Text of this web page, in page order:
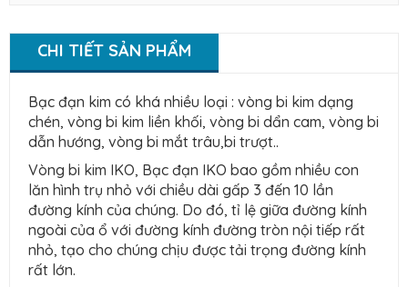
CHI TIẾT SẢN PHẨM
Bạc đạn kim có khá nhiều loại : vòng bi kim dạng
chén, vòng bi kim liền khối, vòng bi dẩn cam, vòng bi
dẫn hướng, vòng bi mắt trâu,bi trượt..
Vòng bi kim IKO, Bạc đạn IKO bao gồm nhiều con
lăn hình trụ nhỏ với chiều dài gấp 3 đến 10 lần
đường kính của chúng. Do đó, tỉ lệ giữa đường kính
ngoài của ổ với đường kính đường tròn nội tiếp rất
nhỏ, tạo cho chúng chịu được tải trọng đường kính
rất lớn.